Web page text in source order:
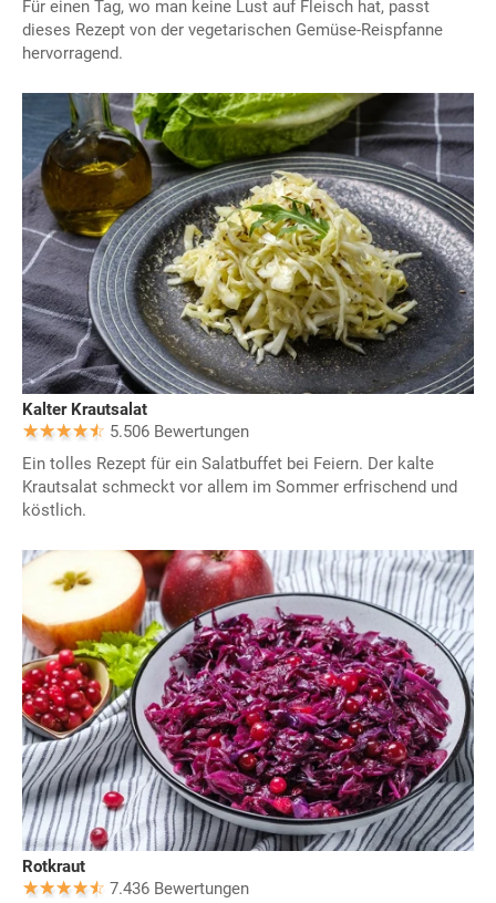
Für einen Tag, wo man keine Lust auf Fleisch hat, passt
dieses Rezept von der vegetarischen Gemüse-Reispfanne
hervorragend.
Kalter Krautsalat
5.506 Bewertungen
Ein tolles Rezept für ein Salatbuffet bei Feiern. Der kalte
Krautsalat schmeckt vor allem im Sommer erfrischend und
köstlich.
Rotkraut
7.436 Bewertungen